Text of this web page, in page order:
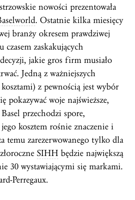
nowości prezentowała
. Ostatnie kilka miesięcy
branży okresem prawdziwej
zaskakujących
jakie gros firm musiało
Jedną z ważniejszych
z pewnością jest wybór
pokazywać woje najświeższe,
Basel przechodzi spore,
kosztem rośnie znaczenie i
temu zarezerwowanego tylko dla
SIHH będzie największą
30 wystawiającymi się markami.
Perregaux.